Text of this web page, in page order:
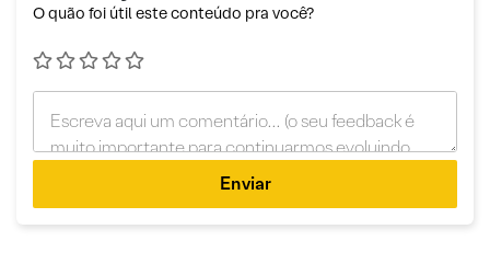
O quão foi útil este conteúdo pra você?
Enviar